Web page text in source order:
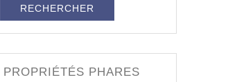
PROPRIÉTÉS PHARES